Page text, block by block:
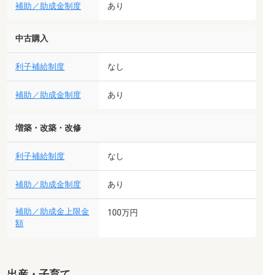
補助／助成金制度 あり
中古購入
利子補給制度 なし
補助／助成金制度 あり
増築・改築・改修
利子補給制度 なし
補助／助成金制度 あり
補助／助成金上限金
額
100万円